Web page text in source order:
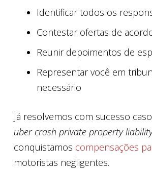
Identificar todos os
Contestar ofertas de
Reunir depoimentos de
Representar você em
necessário
Já resolvemos com sucesso
uber crash private property
conquistamos compensações
motoristas negligentes.